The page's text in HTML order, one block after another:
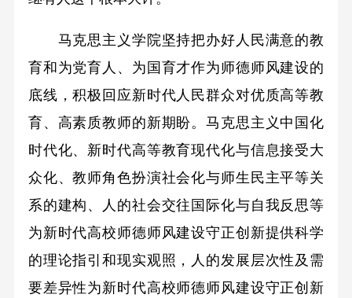
马克思主义学院坚持把办好人民满意的教
育和为党育人、为国育才作为师德师风建设的
底线，积极回应新时代人民群众对优质高等教
育、高素质教师的新期盼。马克思主义中国化
时代化、新时代高等教育现代化与信息接受大
众化、教师角色扮演社会化与师生民主平等关
系的建构、人的社会交往国际化与自我反思等
为新时代高校师德师风建设守正创新提供科学
的理论指引和现实观照，人的发展层次性及需
要差异性为新时代高校师德师风建设守正创新